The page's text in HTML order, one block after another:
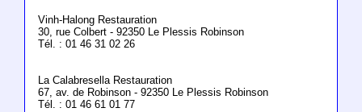
Vinh-Halong Restauration
30, rue Colbert - 92350 Le Plessis Robinson
Tél. : 01 46 31 02 26
La Calabresella Restauration
67, av. de Robinson - 92350 Le Plessis Robinson
Tél. : 01 46 61 01 77